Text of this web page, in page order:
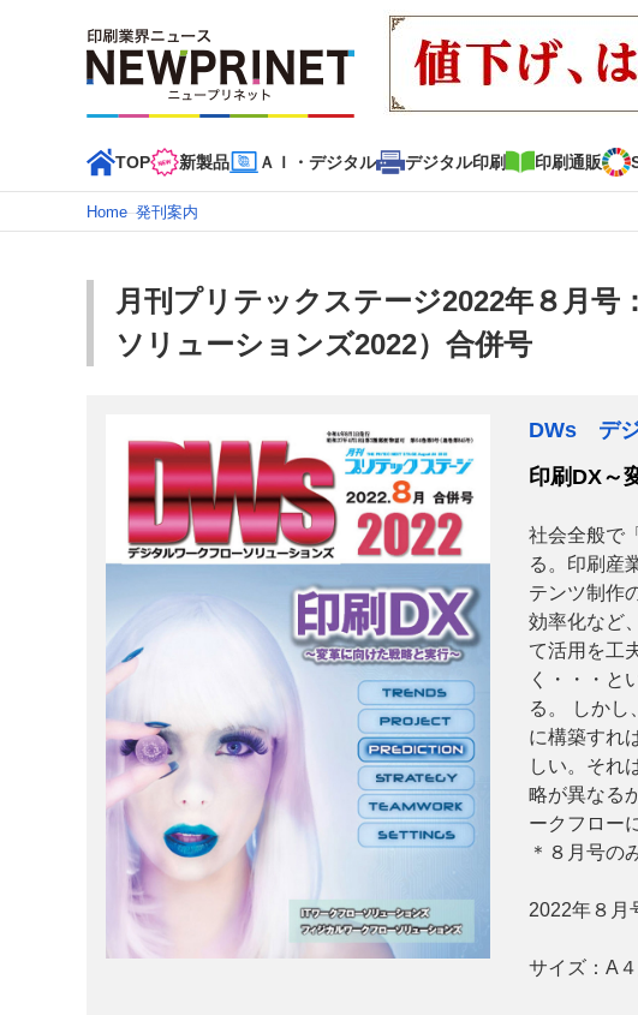
TOP 新製品 ＡＩ・デジタル デジタル印刷 印刷通販
インデックス
新着記事
カテゴリー一覧
2022 見える化・MIS特集 特集・デジタル印刷 アイデアで勝負！ ～
特集・デジタル印刷 ～ 新成長軌道を描く
JFPI印刷用語集 印刷機材年鑑
運営
会社案内 購読・購入申し込み サイトポリシー お問
Home–発刊案内
月刊プリテックステージ2022年８月
ソリューションズ2022）合併号
DWs デジ
印刷DX～
社会全般で
る。印刷産
テンツ制作
効率化など
て活用を工
く・・・と
る。 しかし
に構築すれ
しい。それ
略が異なる
ークフロー
＊８月号の
2022年８月
サイズ： A